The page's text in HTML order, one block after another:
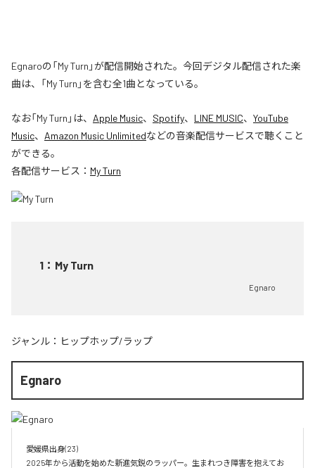
Egnaroの「My Turn」が配信開始された。今回デジタル配信された楽
曲は、「My Turn」を含む全1曲となっている。
なお「My Turn 」は、 Apple Music、 Spotify、 LINE MUSIC、 YouTube
Music、 Amazon Music Unlimitedなどの音楽配信サービスで聴くこと
ができる。
各配信サービス： My Turn
1 ： My Turn
Egnaro
ジャンル： ヒップホップ/ラップ
Egnaro
愛媛県出身(23)
2025年から活動を始めた新進気鋭のラッパー。生まれつき障害を抱えてお